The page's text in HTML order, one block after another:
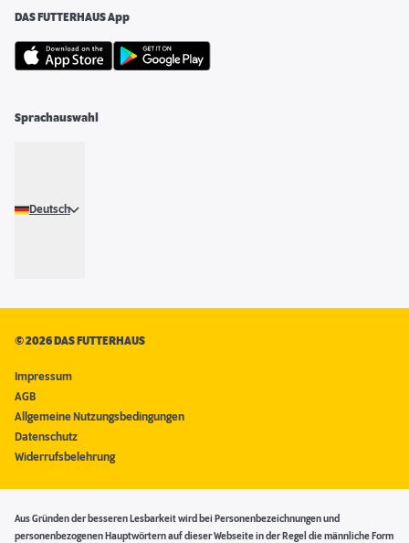
DAS FUTTERHAUS App
Sprachauswahl
Deutsch
©2026 DAS FUTTERHAUS
Impressum
AGB
Allgemeine Nutzungsbedingungen
Datenschutz
Widerrufsbelehrung
Aus Gründen der besseren Lesbarkeit wird bei Personenbezeichnungen und
personenbezogenen Hauptwörtern auf dieser Webseite in der Regel die männliche Form